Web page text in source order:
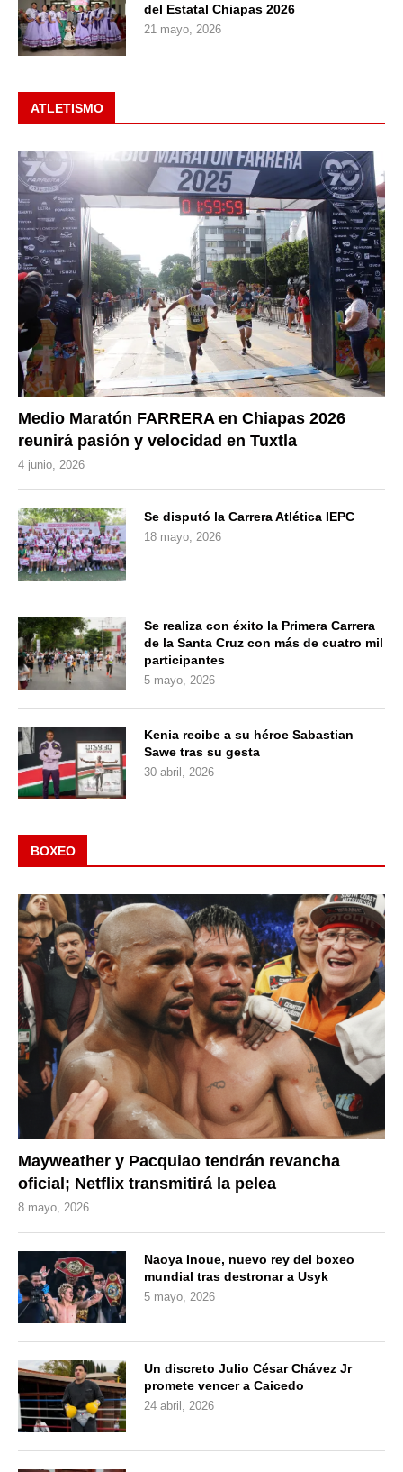
del Estatal Chiapas 2026
21 mayo, 2026
ATLETISMO
Medio Maratón FARRERA en Chiapas 2026
reunirá pasión y velocidad en Tuxtla
4 junio, 2026
Se disputó la Carrera Atlética IEPC
18 mayo, 2026
Se realiza con éxito la Primera Carrera
de la Santa Cruz con más de cuatro mil
participantes
5 mayo, 2026
Kenia recibe a su héroe Sabastian
Sawe tras su gesta
30 abril, 2026
BOXEO
Mayweather y Pacquiao tendrán revancha
oficial; Netflix transmitirá la pelea
8 mayo, 2026
Naoya Inoue, nuevo rey del boxeo
mundial tras destronar a Usyk
5 mayo, 2026
Un discreto Julio César Chávez Jr
promete vencer a Caicedo
24 abril, 2026